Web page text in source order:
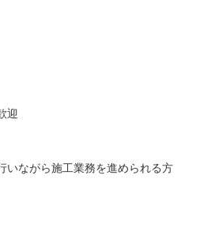
迎
いながら施工業務を進められる方